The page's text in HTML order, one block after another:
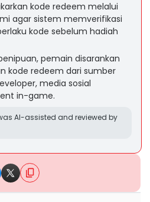
kode redeem melalui
agar sistem memverifikasi
kode sebelum hadiah
pemain disarankan
kode redeem dari sumber
media sosial
in-game.
AI-assisted and reviewed by